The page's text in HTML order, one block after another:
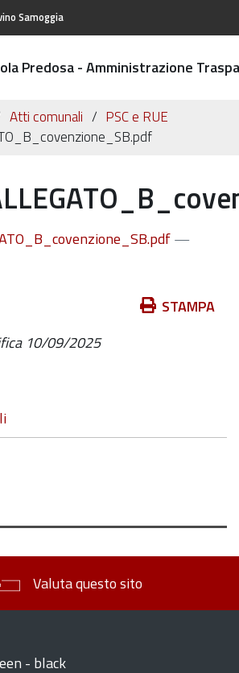
Samoggia
Predosa - Amministrazione
Atti comunali
PSC e RUE
—
STAMPA
10/09/2025
Valuta questo sito